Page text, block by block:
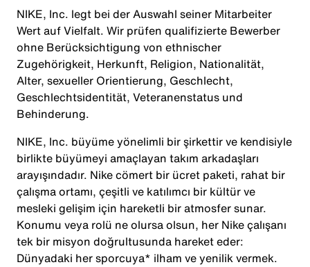
NIKE, Inc. legt bei der Auswahl seiner Mitarbeiter
Wert auf Vielfalt. Wir prüfen qualifizierte Bewerber
ohne Berücksichtigung von ethnischer
Zugehörigkeit, Herkunft, Religion, Nationalität,
Alter, sexueller Orientierung, Geschlecht,
Geschlechtsidentität, Veteranenstatus und
Behinderung.
NIKE, Inc. büyüme yönelimli bir şirkettir ve kendisiyle
birlikte büyümeyi amaçlayan takım arkadaşları
arayışındadır. Nike cömert bir ücret paketi, rahat bir
çalışma ortamı, çeşitli ve katılımcı bir kültür ve
mesleki gelişim için hareketli bir atmosfer sunar.
Konumu veya rolü ne olursa olsun, her Nike çalışanı
tek bir misyon doğrultusunda hareket eder:
Dünyadaki her sporcuya* ilham ve yenilik vermek.